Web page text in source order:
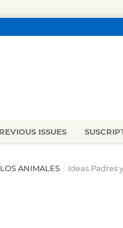
ISSUES
LOS ANIMALES / Ideas Padres